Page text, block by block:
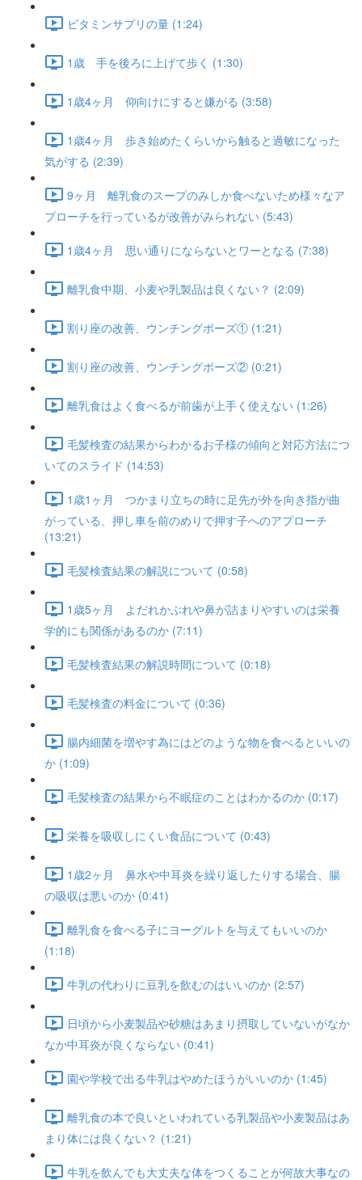
ビタミンサプリの量 (1:24)
1歳 手を後ろに上げて歩く (1:30)
1歳4ヶ月 仰向けにすると嫌がる (3:58)
1歳4ヶ月 歩き始めたくらいから触ると過敏になった
気がする (2:39)
9ヶ月 離乳食のスープのみしか食べないため様々なア
プローチを行っているが改善がみられない (5:43)
1歳4ヶ月 思い通りにならないとワーとなる (7:38)
離乳食中期、小麦や乳製品は良くない？ (2:09)
割り座の改善、ウンチングポーズ① (1:21)
割り座の改善、ウンチングポーズ② (0:21)
離乳食はよく食べるが前歯が上手く使えない (1:26)
毛髪検査の結果からわかるお子様の傾向と対応方法につ
いてのスライド (14:53)
1歳1ヶ月 つかまり立ちの時に足先が外を向き指が曲
がっている、押し車を前のめりで押す子へのアプローチ
(13:21)
毛髪検査結果の解説について (0:58)
1歳5ヶ月 よだれかぶれや鼻が詰まりやすいのは栄養
学的にも関係があるのか (7:11)
毛髪検査結果の解説時間について (0:18)
毛髪検査の料金について (0:36)
腸内細菌を増やす為にはどのような物を食べるといいの
か (1:09)
毛髪検査の結果から不眠症のことはわかるのか (0:17)
栄養を吸収しにくい食品について (0:43)
1歳2ヶ月 鼻水や中耳炎を繰り返したりする場合、腸
の吸収は悪いのか (0:41)
離乳食を食べる子にヨーグルトを与えてもいいのか
(1:18)
牛乳の代わりに豆乳を飲むのはいいのか (2:57)
日頃から小麦製品や砂糖はあまり摂取していないがなか
なか中耳炎が良くならない (0:41)
園や学校で出る牛乳はやめたほうがいいのか (1:45)
離乳食の本で良いといわれている乳製品や小麦製品はあ
まり体には良くない？ (1:21)
牛乳を飲んでも大丈夫な体をつくることが何故大事なの